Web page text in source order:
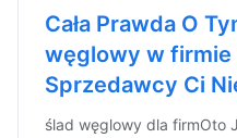
Cała Prawda O
węglowy w firmie
Sprzedawcy Ci
ślad węglowy dla firmOto